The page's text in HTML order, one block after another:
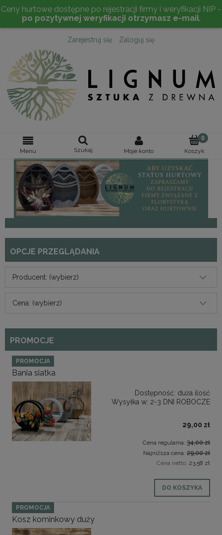
Ceny hurtowe dostępne po rejestracji firmy i weryfikacji NIP -
po pozytywnej weryfikacji otrzymasz e-mail.
Zarejestruj się Zaloguj się
Menu Szukaj Moje konto Koszyk
OPCJE PRZEGLĄDANIA
Producent: (wybierz)
Cena: (wybierz)
PROMOCJE
Bania siatka
Dostępność: duża ilość
Wysyłka w: 2-3 DNI ROBOCZE
29,00 zł
Cena regularna: 34,00 zł
Najniższa cena: 29,00 zł
Cena netto: 23,58 zł
DO KOSZYKA
PROMOCJA
Kosz kominkowy duży
PROMOCJA